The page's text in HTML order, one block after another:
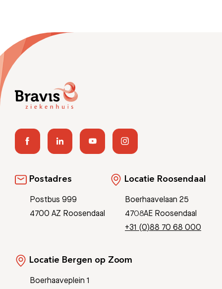
Postadres
Postbus 999
4700 AZ Roosendaal
Locatie Roosendaal
Boerhaavelaan 25
4708AE Roosendaal
+31 (0)88 70 68 000
Locatie Bergen op Zoom
Boerhaaveplein 1